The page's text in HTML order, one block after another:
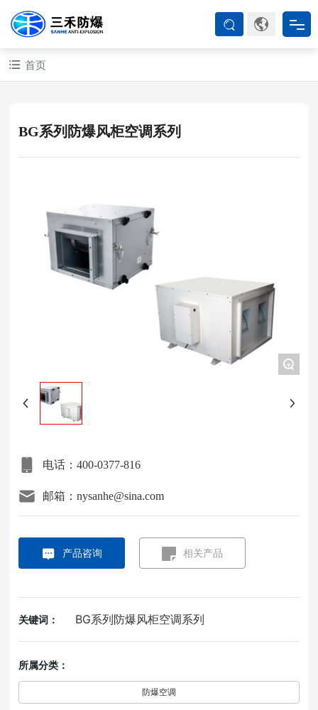
首页
ATEX系列
防爆箱柜
联系我们
首页
BG系列防爆风柜空调系列
+
电话：400-0377-816
邮箱：nysanhe@sina.com
产品咨询 相关产品
关键词： BG系列防爆风柜空调系列
所属分类：
防爆空调